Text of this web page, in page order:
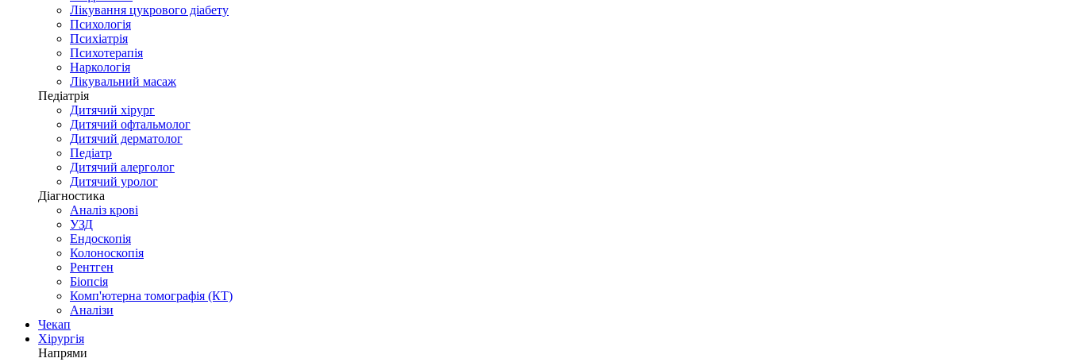
Лікування цукрового діабету
Психологія
Психіатрія
Психотерапія
Наркологія
Лікувальний масаж
Педіатрія
Дитячий хірург
Дитячий офтальмолог
Дитячий дерматолог
Педіатр
Дитячий алерголог
Дитячий уролог
Діагностика
Аналіз крові
УЗД
Ендоскопія
Колоноскопія
Рентген
Біопсія
Комп'ютерна томографія (КТ)
Аналізи
Чекап
Хірургія
Напрями